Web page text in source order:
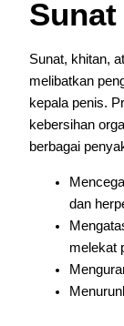
Sunat
Sunat, khitan,
melibatkan
kepala penis.
kebersihan
berbagai
dan
melekat